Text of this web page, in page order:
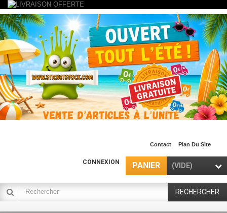
Contact Plan Du Site
PANIER (VIDE)
CONNEXION
RECHERCHER